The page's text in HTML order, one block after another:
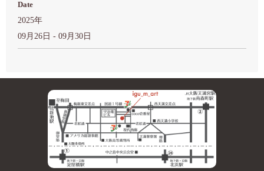
Date
2025年
09月26日 - 09月30日